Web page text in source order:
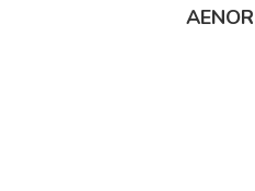
AENOR